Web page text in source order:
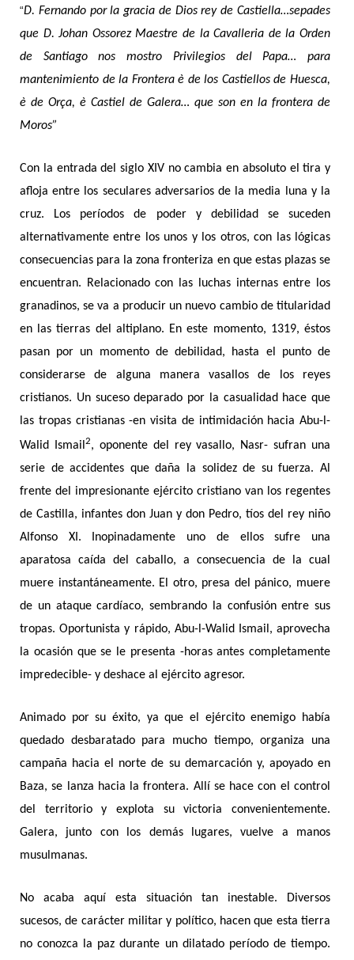
“D. Fernando por la gracia de Dios rey de Castiella…sepades
que D. Johan Ossorez Maestre de la Cavalleria de la Orden
de Santiago nos mostro Privilegios del Papa… para
mantenimiento de la Frontera è de los Castiellos de Huesca,
è de Orça, è Castiel de Galera… que son en la frontera de
Moros”
Con la entrada del siglo XIV no cambia en absoluto el tira y
afloja entre los seculares adversarios de la media luna y la
cruz. Los períodos de poder y debilidad se suceden
alternativamente entre los unos y los otros, con las lógicas
consecuencias para la zona fronteriza en que estas plazas se
encuentran. Relacionado con las luchas internas entre los
granadinos, se va a producir un nuevo cambio de titularidad
en las tierras del altiplano. En este momento, 1319, éstos
pasan por un momento de debilidad, hasta el punto de
considerarse de alguna manera vasallos de los reyes
cristianos. Un suceso deparado por la casualidad hace que
las tropas cristianas -en visita de intimidación hacia Abu-l-
Walid Ismail 2, oponente del rey vasallo, Nasr- sufran una
serie de accidentes que daña la solidez de su fuerza. Al
frente del impresionante ejército cristiano van los regentes
de Castilla, infantes don Juan y don Pedro, tíos del rey niño
Alfonso XI. Inopinadamente uno de ellos sufre una
aparatosa caída del caballo, a consecuencia de la cual
muere instantáneamente. El otro, presa del pánico, muere
de un ataque cardíaco, sembrando la confusión entre sus
tropas. Oportunista y rápido, Abu-l-Walid Ismail, aprovecha
la ocasión que se le presenta -horas antes completamente
impredecible- y deshace al ejército agresor.
Animado por su éxito, ya que el ejército enemigo había
quedado desbaratado para mucho tiempo, organiza una
campaña hacia el norte de su demarcación y, apoyado en
Baza, se lanza hacia la frontera. Allí se hace con el control
del territorio y explota su victoria convenientemente.
Galera, junto con los demás lugares, vuelve a manos
musulmanas.
No acaba aquí esta situación tan inestable. Diversos
sucesos, de carácter militar y político, hacen que esta tierra
no conozca la paz durante un dilatado período de tiempo.